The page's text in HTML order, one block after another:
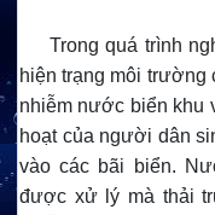
Trong quá trình
hiện trạng môi trường
nhiễm nước biển khu
hoạt của người dân
vào các bãi biển.
được xử lý mà thải